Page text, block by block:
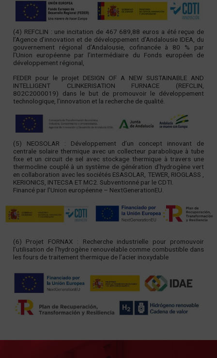
(4) REFCLIN : une incitation de 467 689,88 euros a été reçue de
l’Agence d’innovation et de développement d’Andalousie IDEA, du
gouvernement régional d’Andalousie, cofinancée à 80 % par
l’Union européenne par l’intermédiaire du Fonds européen de
développement régional,
FEDER pour le projet DESIGN OF A NEW SUSTAINABLE AND
INTELLIGENT CLINKERISATION FURNACE (REFCLIN,
802C2000019) dans le but de promouvoir le développement
technologique, l’innovation et la recherche de qualité.
(5)
NEOSOLAR : Développement d’un concept innovant de
centrale solaire thermique avec un collecteur parabolique à tube
fixe et un circuit de sel avec stockage thermique à travers une
thermocline couplé à un système de génération d’hydrogène vert
en collaboration avec les sociétés ESASOLAR, TEWER, RIOGLASS ,
KERIONICS, INTECSA ET MC2. Subventionné par le CDTI.
Financé par l’Union européenne – NextGenerationEU.
(6) Projet FORNAX : Recherche industrielle pour promouvoir
l’utilisation de l’hydrogène renouvelable comme combustible dans
les fours de traitement thermique de l’acier inoxydable